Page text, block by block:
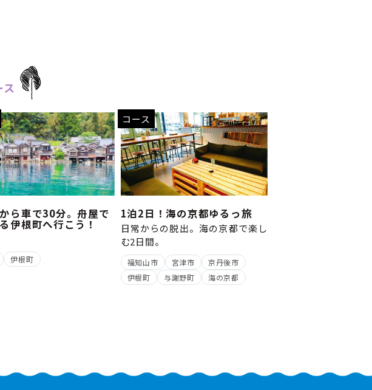
ら車で30分。舟屋で
伊根町へ行こう！
伊根町
コース
1泊2日！海の京都ゆるっ旅
日常からの脱出。海の京都で楽し
む2日間。
福知山市 宮津市
京丹後市
伊根町
与謝野町 海の京都